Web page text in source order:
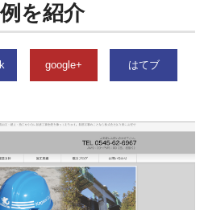
を紹介
google+ はてブ